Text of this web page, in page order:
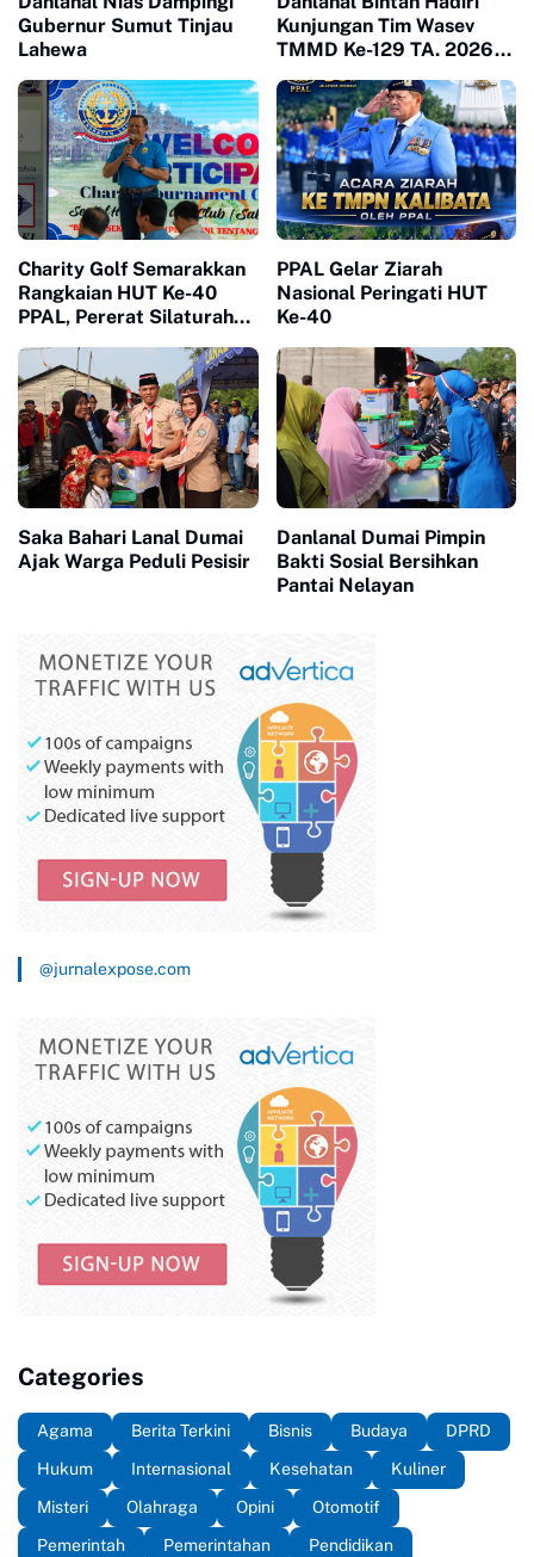
Gubernur Sumut Tinjau
Lahewa
Kunjungan Tim Wasev
TMMD Ke-129 TA. 2026
0315/Tanjungpinang
Charity Golf Semarakkan
Rangkaian HUT Ke-40
PPAL, Pererat Silaturahmi
PPAL Gelar Ziarah
Nasional Peringati HUT
Ke-40
Saka Bahari Lanal Dumai
Ajak Warga Peduli Pesisir
Danlanal Dumai Pimpin
Bakti Sosial Bersihkan
Pantai Nelayan
@jurnalexpose.com
Categories
Agama Berita Terkini Bisnis Budaya
DPRD
Hukum
Internasional Kesehatan
Kuliner
Misteri
Olahraga Opini
Otomotif
Pemerintah
Pemerintahan
Pendidikan